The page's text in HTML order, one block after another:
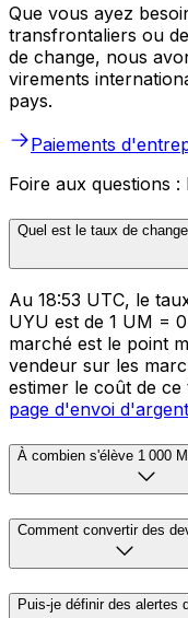
Que vous ayez
transfrontaliers ou
de change, nous
virements
pays.
Paiements
Foire aux questions :
Quel est le taux de
Au 18:53 UTC, le
UYU est de 1 UM =
marché est le point
vendeur sur les
estimer le coût de
page d'envoi d'argent
À combien s'élève 1 000
Comment convertir des
Puis-je définir des alertes